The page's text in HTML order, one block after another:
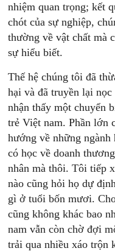
nhiệm quan trọng; kết
chót của sự nghiệp,
thường về vật chất mà
sự hiểu biết.
Thế hệ chúng tôi đã
hại và đã truyền lại
nhận thấy một chuyển
trẻ Việt nam. Phần lớn
hướng về những
có học về doanh
nhân mà thôi. Tôi tiếp
nào cũng hỏi họ dự
gì ở tuổi bốn mươi.
cũng không khác bao
nam vẫn còn chờ đợi
trải qua nhiều xáo